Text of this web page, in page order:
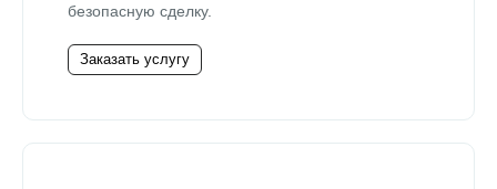
безопасную сделку.
Заказать услугу